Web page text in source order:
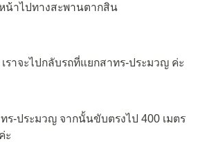
น้าไปทางสะพานตากสิน
ราจะไปกลับรถที่แยกสาทร-ประมวญ ค่ะ
ร-ประมวญ จากนั้นขับตรงไป 400 เมตร
ะ